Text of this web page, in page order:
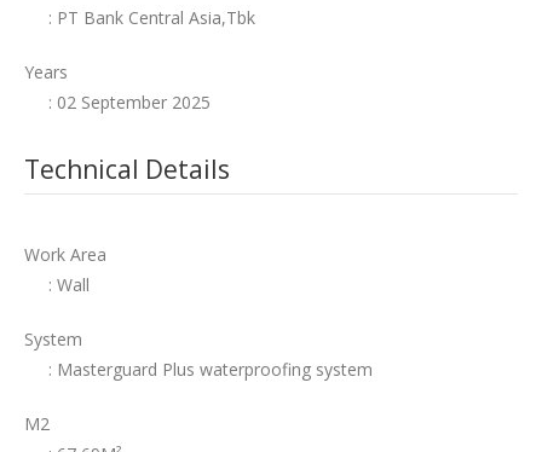
: PT Bank Central Asia,Tbk
Years
: 02 September 2025
Technical Details
Work Area
: Wall
System
: Masterguard Plus waterproofing system
M2